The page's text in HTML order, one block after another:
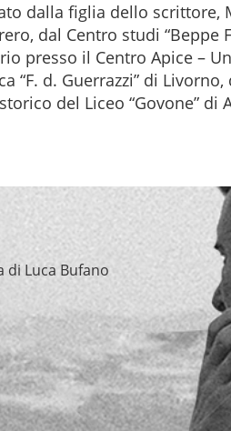
dalla figlia dello scrittore,
dal Centro studi “Beppe
presso il Centro Apice –
d. Guerrazzi” di Livorno,
del Liceo “Govone” di
di Luca Bufano